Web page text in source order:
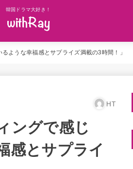
韓国ドラマ大好き！
ような幸福感とサプライズ満載の3時間！」
HT
ングで感じ
感とサプライ